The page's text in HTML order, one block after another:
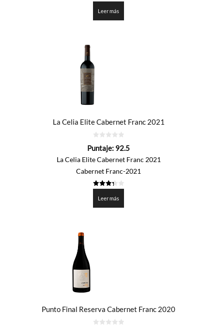
de 5
Leer más
La Celia Elite Cabernet Franc 2021
de
Puntaje: 92.5
La Celia Elite Cabernet Franc 2021
Cabernet Franc-2021
de 5
Leer más
Punto Final Reserva Cabernet Franc 2020